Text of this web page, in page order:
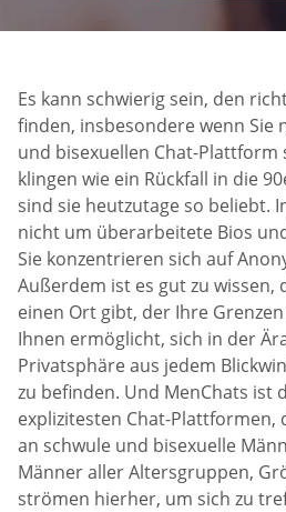
Es kann schwierig sein, den
finden, insbesondere wenn Sie
und bisexuellen Chat-Plattform
klingen wie ein Rückfall in die
sind sie heutzutage so beliebt.
nicht um überarbeitete Bios
Sie konzentrieren sich auf
Außerdem ist es gut zu wissen,
einen Ort gibt, der Ihre
Ihnen ermöglicht, sich in der
Privatsphäre aus jedem
zu befinden. Und MenChats ist
explizitesten Chat-Plattformen,
an schwule und bisexuelle
Männer aller Altersgruppen,
strömen hierher, um sich zu